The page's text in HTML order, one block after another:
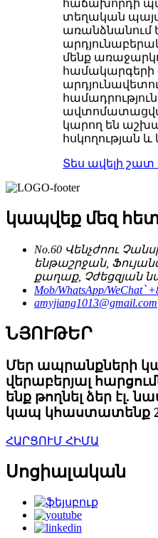
հաճախորդի
տեղական
առանձնանում
մենք
համակարգերի
ավտոմատացված
կարող են
հսկողության
Տես ավելի
կապվեք մեզ
No.60 Վենչժոու
ենթաշրջան,
քաղաք, Չժեցզյան
Mob/WhatsApp/WeChat՝
amyjiang1013@gmail.com
ՆՅՈՒԹԵՐ
Մեր ապրանքների
վերաբերյալ
ենք թողնել ձեր էլ.
կապ կհաստատենք
ՀԱՐՑՈՒՄ ՀԻՄԱ
Սոցիալական